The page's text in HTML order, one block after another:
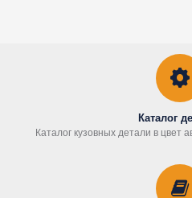
Каталог
Каталог кузовных детали в цвет